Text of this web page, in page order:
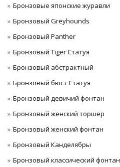
Бронзовые японские журавли
Бронзовый Greyhounds
Бронзовый Panther
Бронзовый Tiger Статуя
Бронзовый абстрактный
Бронзовый бюст Статуя
Бронзовый девичий фонтан
Бронзовый женский торшер
Бронзовый женский фонтан
Бронзовый Канделябры
Бронзовый классический фонтан